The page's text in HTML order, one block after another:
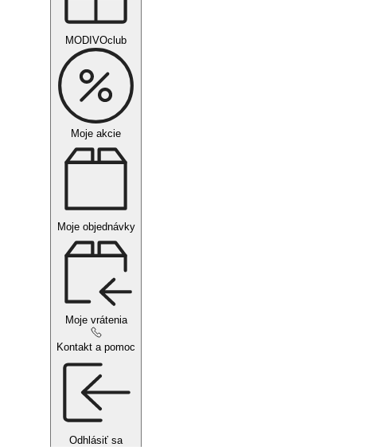
MODIVOclub
Moje akcie
Moje objednávky
Moje vrátenia
Kontakt a pomoc
Odhlásiť sa